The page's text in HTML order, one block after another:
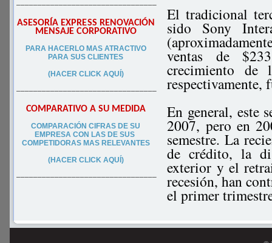
–––––––––––––––––––––––––––––––––
ASESORÍA EXPRESS RENOVACIÓN
MENSAJE CORPORATIVO
PARA HACERLO MAS ATRACTIVO
PARA SUS CLIENTES
(HACER CLICK AQUÍ)
–––––––––––––––––––––––––––––––––
COMPARATIVO A SU MEDIDA
COMPARACIÓN CIFRAS DE SU
EMPRESA CON LAS DE SUS
COMPETIDORAS MAS RELEVANTES
(HACER CLICK AQUÍ)
–––––––––––––––––––––––––––––––––
El tradicional
sido Sony
ventas de
crecimiento de
respectivamente,
En general, este
2007, pero en
semestre. La
de crédito, la
exterior y el
recesión, han
el primer